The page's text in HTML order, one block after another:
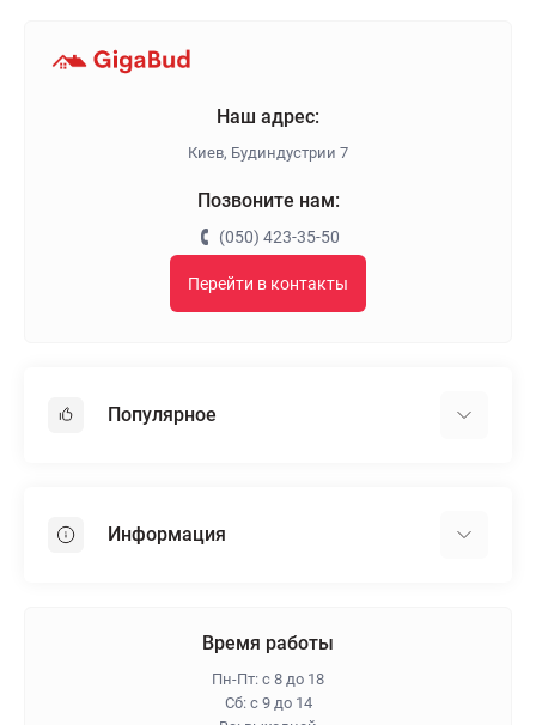
Наш адрес:
Киев, Будиндустрии 7
Позвоните нам:
(050) 423-35-50
Перейти в контакты
Популярное
Пенопласт
Информация
Время работы
Пн-Пт: с 8 до 18
Сб: с 9 до 14